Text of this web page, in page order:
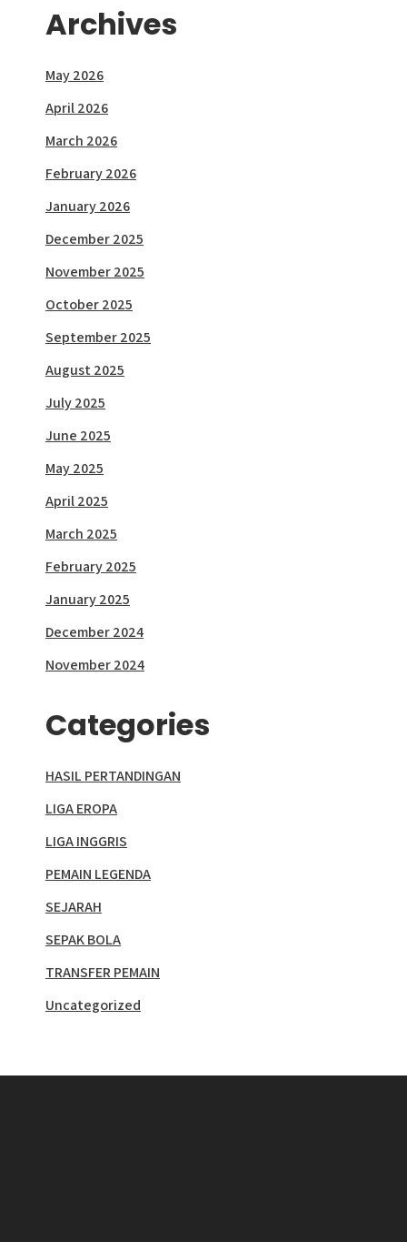
Archives
May 2026
April 2026
March 2026
February 2026
January 2026
December 2025
November 2025
October 2025
September 2025
August 2025
July 2025
June 2025
May 2025
April 2025
March 2025
February 2025
January 2025
December 2024
November 2024
Categories
HASIL PERTANDINGAN
LIGA EROPA
LIGA INGGRIS
PEMAIN LEGENDA
SEJARAH
SEPAK BOLA
TRANSFER PEMAIN
Uncategorized